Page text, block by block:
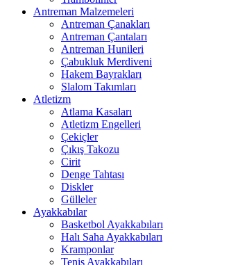
Antreman Malzemeleri
Antreman Çanakları
Antreman Çantaları
Antreman Hunileri
Çabukluk Merdiveni
Hakem Bayrakları
Slalom Takımları
Atletizm
Atlama Kasaları
Atletizm Engelleri
Çekiçler
Çıkış Takozu
Cirit
Denge Tahtası
Diskler
Gülleler
Ayakkabılar
Basketbol Ayakkabıları
Halı Saha Ayakkabıları
Kramponlar
Tenis Ayakkabıları